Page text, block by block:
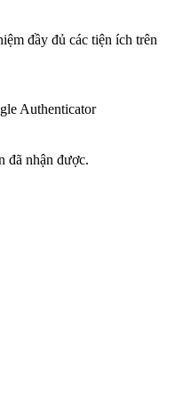
đầy đủ các tiện ích trên
Authenticator
đã nhận được.